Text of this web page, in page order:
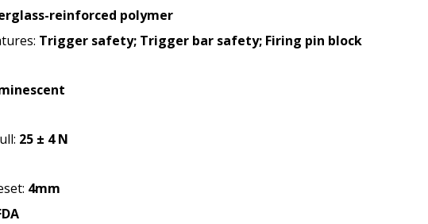
reinforced polymer
Trigger safety; Trigger bar safety; Firing pin block
25 ± 4 N
4mm